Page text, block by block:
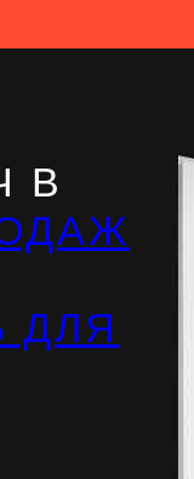
В
ДЛЯ